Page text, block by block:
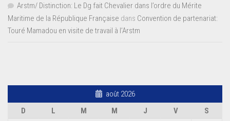
Arstm/ Distinction: Le Dg fait Chevalier dans l’ordre du Mérite
Maritime de la République Française dans Convention de partenariat:
Touré Mamadou en visite de travail à l’Arstm
août 2026
D
L M M J V
S